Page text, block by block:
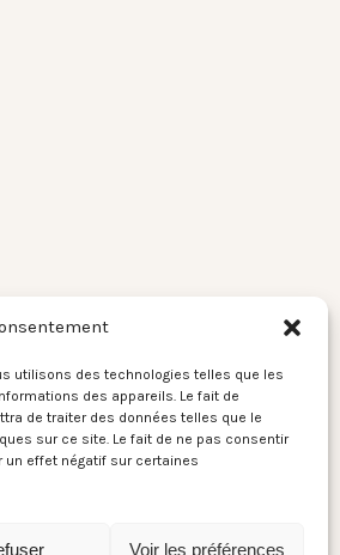
utilisons des technologies telles que les
des appareils. Le fait de
de traiter des données telles que le
sur ce site. Le fait de ne pas consentir
effet négatif sur certaines
Voir les préférences